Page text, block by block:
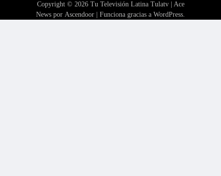
Copyright © 2026 Tu Televisión Latina Tulatv| Ace
News por Ascendoor | Funciona gracias a WordPress.